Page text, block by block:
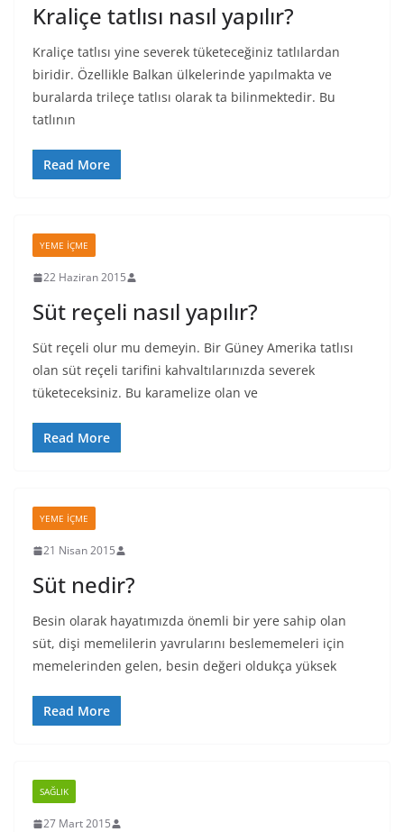
Kraliçe tatlısı nasıl yapılır?
Kraliçe tatlısı yine severek tüketeceğiniz tatlılardan
biridir. Özellikle Balkan ülkelerinde yapılmakta ve
buralarda trileçe tatlısı olarak ta bilinmektedir. Bu
tatlının
Read More
YEME İÇME
22 Haziran 2015
Süt reçeli nasıl yapılır?
Süt reçeli olur mu demeyin. Bir Güney Amerika tatlısı
olan süt reçeli tarifini kahvaltılarınızda severek
tüketeceksiniz. Bu karamelize olan ve
Read More
YEME İÇME
21 Nisan 2015
Süt nedir?
Besin olarak hayatımızda önemli bir yere sahip olan
süt, dişi memelilerin yavrularını beslememeleri için
memelerinden gelen, besin değeri oldukça yüksek
Read More
SAĞLIK
27 Mart 2015